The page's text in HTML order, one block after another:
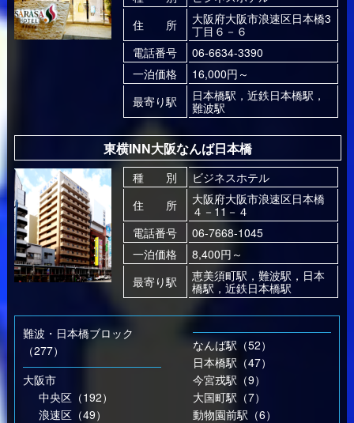
住 所
大阪府大阪市浪速区日本橋3
丁目６－６
電話番号
06-6634-3390
一泊価格
16,000円～
最寄り駅
日本橋駅，近鉄日本橋駅，
難波駅
東横INN大阪なんば日本橋
種 別
ビジネスホテル
住 所
大阪府大阪市浪速区日本橋
４－11－４
電話番号
06-7668-1045
一泊価格
8,400円～
最寄り駅
恵美須町駅，難波駅，日本
橋駅，近鉄日本橋駅
難波・日本橋ブロック
（277）
大阪市
中央区（192）
浪速区（49）
なんば駅（52）
日本橋駅（47）
今宮戎駅（9）
大国町駅（7）
動物園前駅（6）